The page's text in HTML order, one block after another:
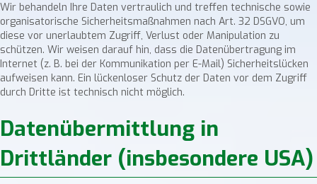
Wir behandeln Ihre Daten vertraulich und treffen technische sowie
organisatorische Sicherheitsmaßnahmen nach Art. 32 DSGVO, um
diese vor unerlaubtem Zugriff, Verlust oder Manipulation zu
schützen. Wir weisen darauf hin, dass die Datenübertragung im
Internet (z. B. bei der Kommunikation per E-Mail) Sicherheitslücken
aufweisen kann. Ein lückenloser Schutz der Daten vor dem Zugriff
durch Dritte ist technisch nicht möglich.
Datenübermittlung in
Drittländer (insbesondere USA)